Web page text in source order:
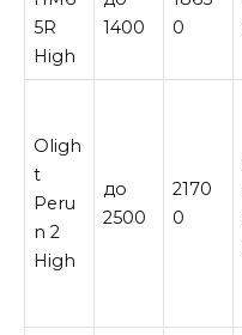
5R
High
1400
0
Oligh
t
Peru
n 2
High
до
2500
2170
0